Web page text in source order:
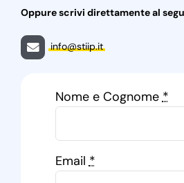
Oppure scrivi direttamente al
info@stiip.it
Nome e Cognome*
Email*